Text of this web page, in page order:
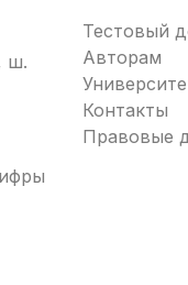
ш.
Тестовый
Авторам
Контакты
Правовые